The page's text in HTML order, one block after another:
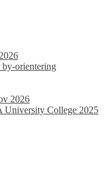
by-orientering
2026
University College 2025